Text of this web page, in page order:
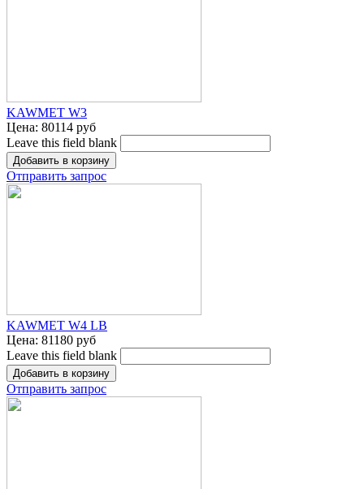
KAWMET W3
Цена: 80114 руб
Leave this field blank
Отправить запрос
KAWMET W4 LB
Цена: 81180 руб
Leave this field blank
Отправить запрос